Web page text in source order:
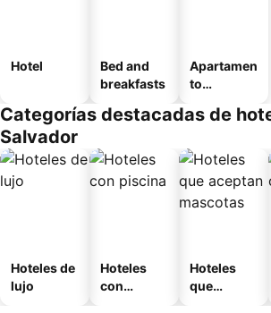
Hotel
Bed and
breakfasts
Apartamen
to
o
Categorías destacadas de
Salvador
Hoteles de
lujo
Hoteles
con
Hoteles
que